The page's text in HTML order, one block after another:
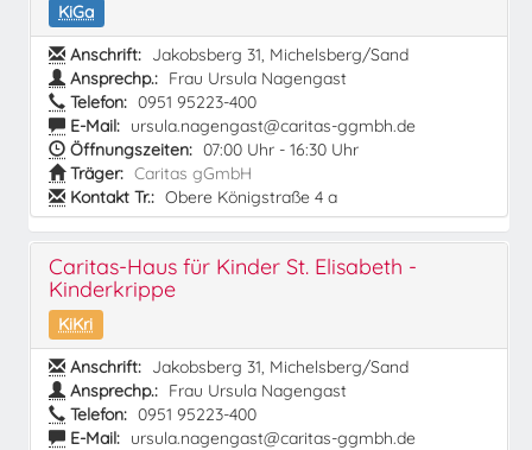
KiGa
Anschrift: Jakobsberg 31, Michelsberg/Sand
Ansprechp.: Frau Ursula Nagengast
Telefon: 0951 95223-400
E-Mail: ursula.nagengast@caritas-ggmbh.de
Öffnungszeiten: 07:00 Uhr - 16:30 Uhr
Träger: Caritas gGmbH
Kontakt Tr.: Obere Königstraße 4 a
Caritas-Haus für Kinder St. Elisabeth -
Kinderkrippe
KiKri
Anschrift: Jakobsberg 31, Michelsberg/Sand
Ansprechp.: Frau Ursula Nagengast
Telefon: 0951 95223-400
E-Mail: ursula.nagengast@caritas-ggmbh.de